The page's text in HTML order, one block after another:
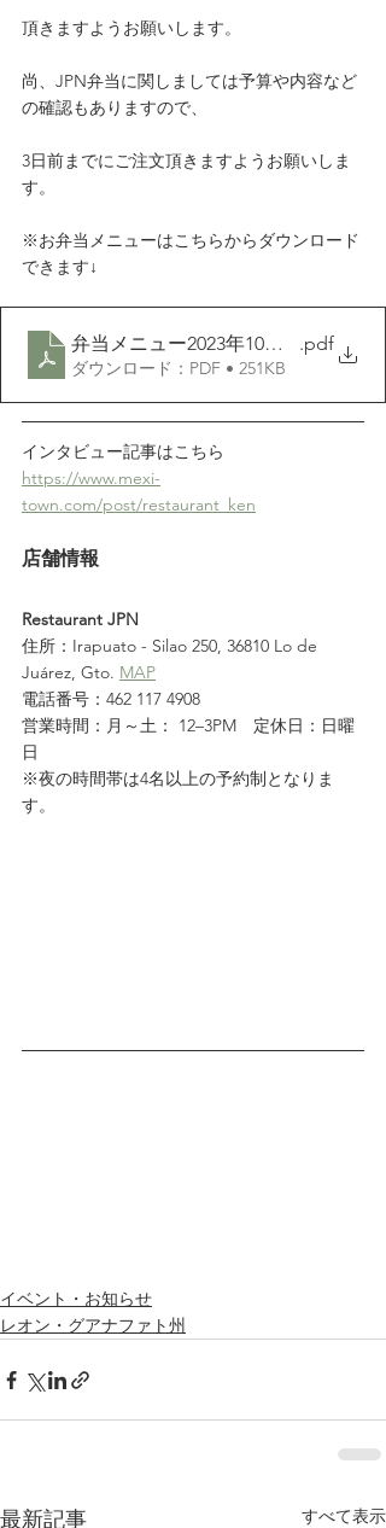
頂きますようお願いします。
尚、JPN弁当に関しましては予算や内容など
の確認もありますので、
3日前までにご注文頂きますようお願いしま
す。
※お弁当メニューはこちらからダウンロード
できます↓
弁当メニュー2023年10月1日改訂版
.pdf
ダウンロード：PDF • 251KB
インタビュー記事はこちら
https://www.mexi-
town.com/post/restaurant_ken
店舗情報
Restaurant JPN
住所：Irapuato - Silao 250, 36810 Lo de
Juárez, Gto. MAP
電話番号：462 117 4908
営業時間：月～土： 12–3PM　定休日：日曜
日
※夜の時間帯は4名以上の予約制となりま
す。
イベント・お知らせ
レオン・グアナファト州
最新記事 すべて表示